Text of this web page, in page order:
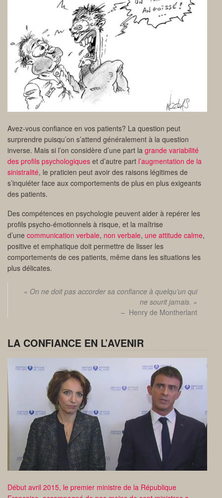
Avez-vous confiance en vos patients? La question peut
surprendre puisqu’on s’attend généralement à la question
inverse. Mais si l’on considère d’une part la grande variabilité
des profils psychologiques et d’autre part l’augmentation de la
sinistralité, le praticien peut avoir des raisons légitimes de
s’inquiéter face aux comportements de plus en plus exigeants
des patients.
Des compétences en psychologie peuvent aider à repérer les
profils psycho-émotionnels à risque, et la maîtrise
d’une communication verbale, non verbale, une attitude calme,
positive et emphatique doit permettre de lisser les
comportements de ces patients, même dans les situations les
plus délicates.
« On ne doit pas accorder sa confiance à quelqu’un qui
ne sourit jamais. »
– Henry de Montherlant
LA CONFIANCE EN L’AVENIR
Début avril 2015, le premier ministre de la République